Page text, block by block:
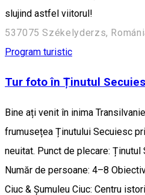
slujind astfel viitorul!
537075 Székelyderzs,
Program turistic
Tur foto în Ținutul
Bine ați venit în inima
frumusețea Ținutului Secuiesc
neuitat. Punct de plecare:
Număr de persoane: 4–8
Ciuc & Șumuleu Ciuc: Centru